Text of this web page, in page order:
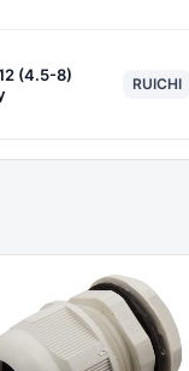
(4.5-8)
RUICHI